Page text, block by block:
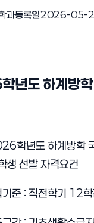
과등록일2026-05-
년도 하계방학
학년도 하계방학
생 선발 자격요건
기준 : 직전학기 12